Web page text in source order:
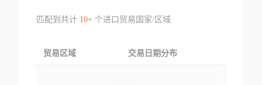
匹配到共计 10+个进口贸易国家/区域
贸易区域 交易日期分布